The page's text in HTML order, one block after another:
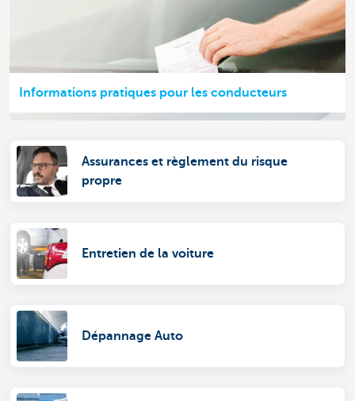
Informations pratiques pour les conducteurs
Assurances et règlement du risque
propre
Entretien de la voiture
Dépannage Auto